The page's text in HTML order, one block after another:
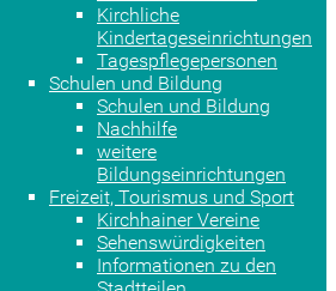
Kirchliche
Kindertageseinrichtungen
Tagespflegepersonen
Schulen und Bildung
Schulen und Bildung
Nachhilfe
weitere
Bildungseinrichtungen
Freizeit, Tourismus und Sport
Kirchhainer Vereine
Sehenswürdigkeiten
Informationen zu den